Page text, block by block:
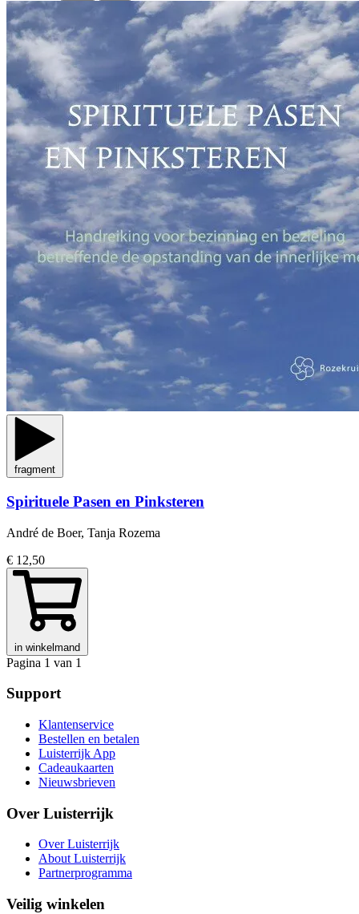
fragment
Spirituele Pasen en Pinksteren
André de Boer, Tanja Rozema
€ 12,50
in winkelmand
Pagina 1 van 1
Support
Klantenservice
Bestellen en betalen
Luisterrijk App
Cadeaukaarten
Nieuwsbrieven
Over Luisterrijk
Over Luisterrijk
About Luisterrijk
Partnerprogramma
Veilig winkelen